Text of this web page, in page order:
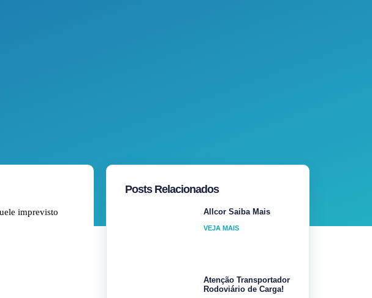
Posts Relacionados
Allcor Saiba Mais
VEJA MAIS
Atenção Transportador
Rodoviário de Carga!